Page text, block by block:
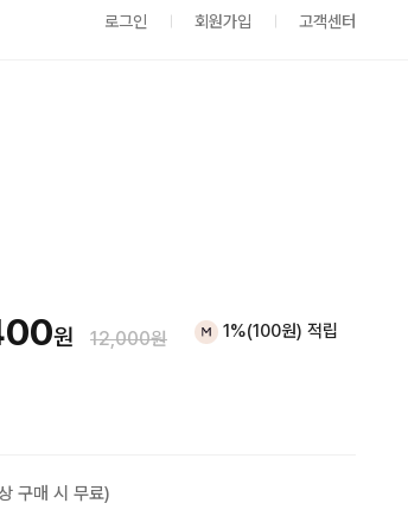
로그인 회원가입 고객센터
원 12,000원 1%(100원) 적립
구매 시 무료)